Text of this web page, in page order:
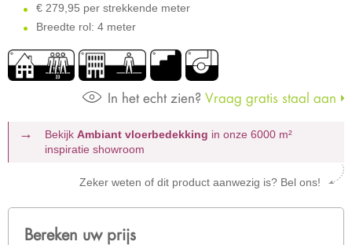
€ 279,95 per strekkende meter
Breedte rol: 4 meter
In het echt zien? Vraag gratis staal aan
Bekijk Ambiant vloerbedekking in onze 6000 m²
inspiratie showroom
Zeker weten of dit product aanwezig is? Bel ons!
Bereken uw prijs